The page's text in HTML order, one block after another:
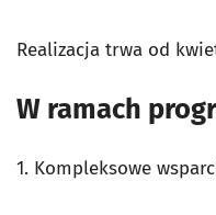
Realizacja trwa od
W ramach
1. Kompleksowe